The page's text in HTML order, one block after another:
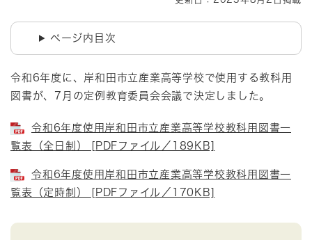
とじる
ページ内目次
令和6年度に、岸和田市立産業高等学校で使用する教科用
図書が、7月の定例教育委員会会議で決定しました。
令和6年度使用岸和田市立産業高等学校教科用図書一
覧表（全日制） [PDFファイル／189KB]
令和6年度使用岸和田市立産業高等学校教科用図書一
覧表（定時制） [PDFファイル／170KB]